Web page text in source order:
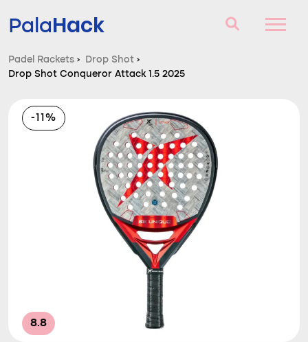
PalaHack
Padel Rackets
Vragen en antwoorden
Vergelijker
Padel Rackets › Drop Shot ›
Drop Shot Conqueror Attack 1.5 2025
-11%
8.8